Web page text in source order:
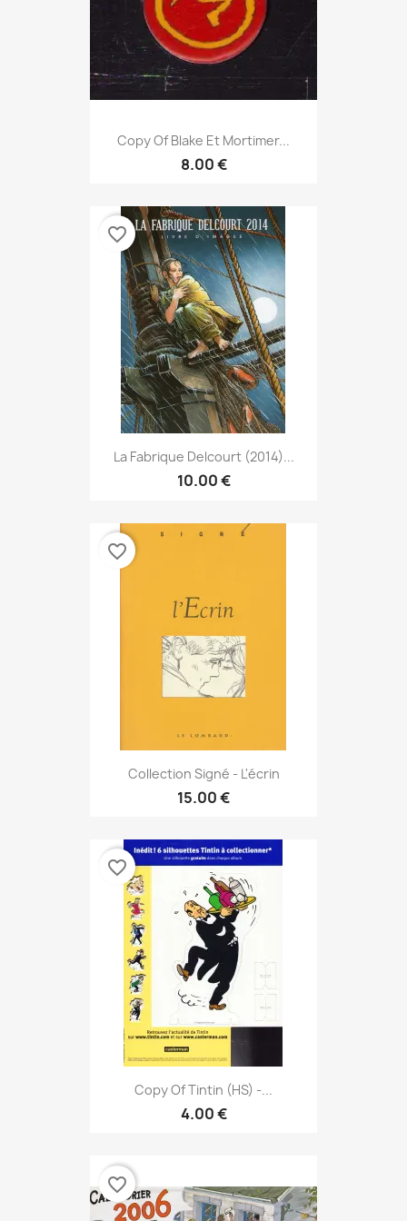
Copy Of Blake Et Mortimer...
8.00 €
La Fabrique Delcourt (2014)...
10.00 €
favorite_border
Collection Signé - L'écrin
15.00 €
favorite_border
Copy Of Tintin (HS) -...
4.00 €
favorite_border
favorite_border